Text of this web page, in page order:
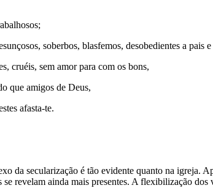
soberbos, blasfemos, desobedientes a pais
cruéis, sem amor para com os bons,
que amigos de Deus,
afasta-te.
da secularização é tão evidente quanto na igreja.
revelam ainda mais presentes. A flexibilização